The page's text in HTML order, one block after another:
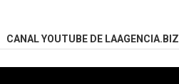
CANAL YOUTUBE DE LAAGENCIA.BIZ